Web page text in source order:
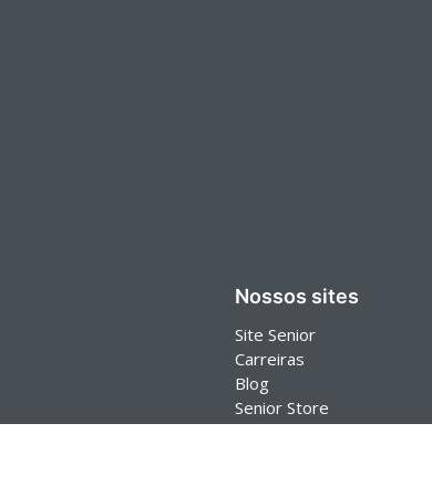
Nossos sites
Site Senior
Carreiras
Blog
Senior Store